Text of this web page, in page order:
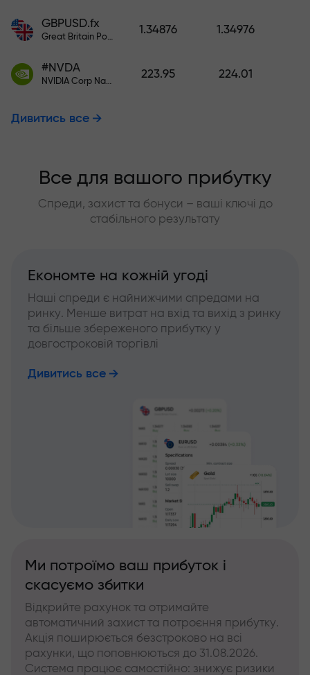
GBPUSD.fx
Great Britain Pound vs US Dollar
1.34876 1.34976
#NVDA
NVIDIA Corp Nasdaq Stock Exchange (Nasdaq) USD
223.95 224.01
Дивитись все
Все для вашого прибутку
Спреди, захист та бонуси – ваші ключі до
стабільного результату
Економте на кожній угоді
Наші спреди є найнижчими спредами на
ринку. Менше витрат на вхід та вихід з ринку
та більше збереженого прибутку у
довгостроковій торгівлі
Дивитись все
Ми потроїмо ваш прибуток і
скасуємо збитки
Відкрийте рахунок та отримайте
автоматичний захист та потроєння прибутку.
Акція поширюється безстроково на всі
рахунки, що поповнюються до 31.08.2026.
Система працює самостійно: знижує ризики